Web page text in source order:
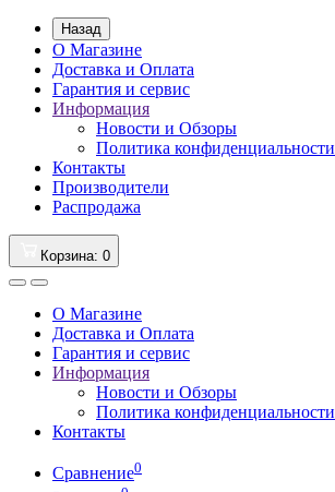
Назад
О Магазине
Доставка и Оплата
Гарантия и сервис
Информация
Новости и Обзоры
Политика конфиденциальности
Контакты
Производители
Распродажа
Корзина: 0
О Магазине
Доставка и Оплата
Гарантия и сервис
Информация
Новости и Обзоры
Политика конфиденциальности
Контакты
Сравнение0